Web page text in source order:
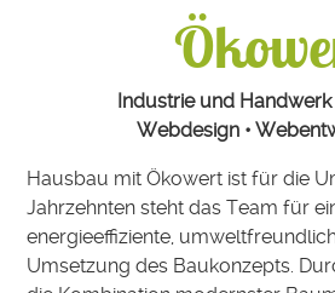
Industrie und Handwerk
Webdesign •
Hausbau mit Ökowert ist für die
Jahrzehnten steht das Team für
energieeffiziente,
Umsetzung des Baukonzepts.